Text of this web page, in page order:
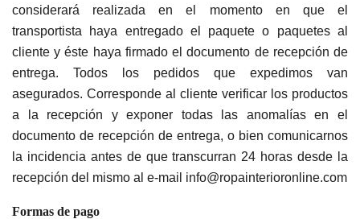
considerará realizada en el momento en que el
transportista haya entregado el paquete o paquetes al
cliente y éste haya firmado el documento de recepción de
entrega. Todos los pedidos que expedimos van
asegurados. Corresponde al cliente verificar los productos
a la recepción y exponer todas las anomalías en el
documento de recepción de entrega, o bien comunicarnos
la incidencia antes de que transcurran 24 horas desde la
recepción del mismo al e-mail info@ropainterioronline.com
Formas de pago